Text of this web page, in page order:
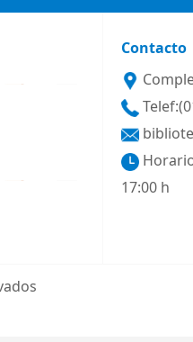
Contacto
17:00 h